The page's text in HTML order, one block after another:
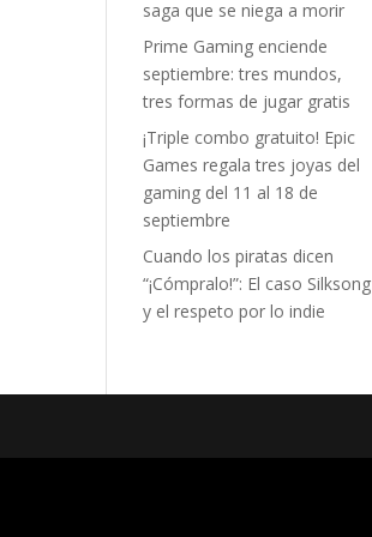
saga que se niega a morir
Prime Gaming enciende
septiembre: tres mundos,
tres formas de jugar gratis
¡Triple combo gratuito! Epic
Games regala tres joyas del
gaming del 11 al 18 de
septiembre
Cuando los piratas dicen
“¡Cómpralo!”: El caso Silksong
y el respeto por lo indie